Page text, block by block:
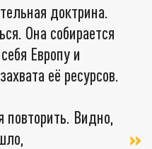
доктрина.
Она собирается
Европу и
её ресурсов.
Видно,